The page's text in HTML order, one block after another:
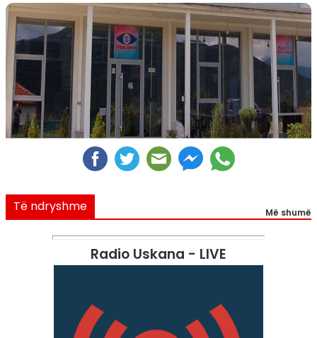
Të ndryshme Më shumë
Radio Uskana - LIVE